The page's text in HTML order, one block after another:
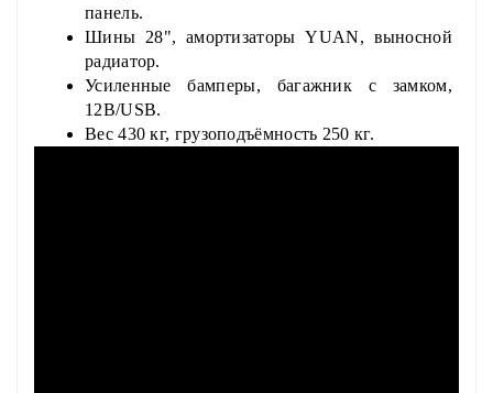
панель.
Шины 28", амортизаторы YUAN, выносной
радиатор.
Усиленные бамперы, багажник с замком,
12В/USB.
Вес 430 кг, грузоподъёмность 250 кг.